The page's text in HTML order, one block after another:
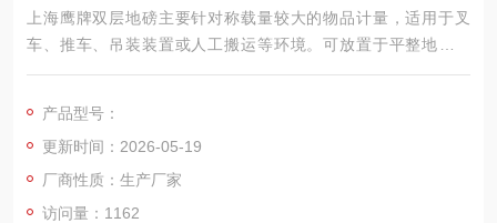
上海鹰牌双层地磅主要针对称载量较大的物品计量，适用于叉
车、推车、吊装装置或人工搬运等环境。可放置于平整地面使
用，或在地面挖定深度的凹槽基坑中使用，保持地面与秤面平
产品型号：
更新时间：2026-05-19
厂商性质：生产厂家
访问量：1162